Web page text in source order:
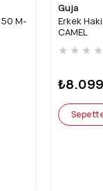
M-
Guja
Erkek
CAMEL
★ ★ ★ ★